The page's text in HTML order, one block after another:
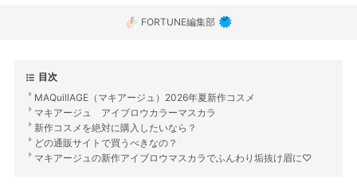
FORTUNE編集部
目次
MAQuillAGE（マキアージュ）2026年夏新作コスメ
マキアージュ アイブロウカラーマスカラ
新作コスメを絶対に購入したいなら？
どの通販サイトで買うべきなの？
マキアージュの新作アイブロウマスカラでふんわり垢抜け眉に♡